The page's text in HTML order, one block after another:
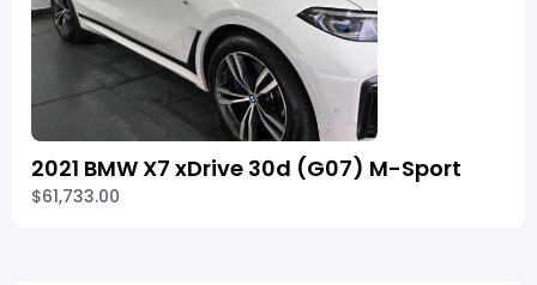
2021 BMW X7 xDrive 30d (G07) M-Sport
$61,733.00